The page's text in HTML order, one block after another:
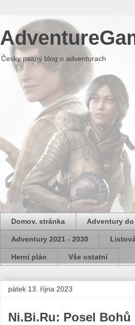
Česky psaný blog o adventurach
Domov. stránka Adventury
Adventury 2021 - 2030
Herní plán Vše ostatní
pátek 13. října 2023
Ni.Bi.Ru: Posel Bohů